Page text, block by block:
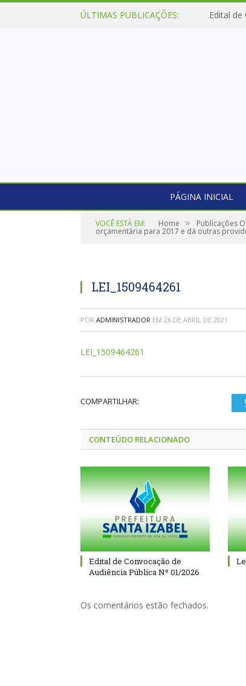
ÚLTIMAS PUBLICAÇÕES: Edital de
PÁGINA INICIAL
VOCÊ ESTÁ EM: Home » Publicações
orçamentária para 2017 e dá outras
LEI_1509464261
POR ADMINISTRADOR EM 26 DE ABRIL DE 2021
LEI_1509464261
COMPARTILHAR:
CONTEÚDO RELACIONADO
Edital de Convocação de
Audiência Pública Nº 01/2026
Os comentários estão fechados.